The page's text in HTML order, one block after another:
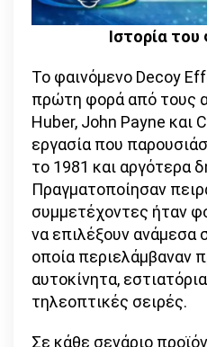
Ιστορία
Το φαινόμενο Decoy
πρώτη φορά από τους
Huber, John Payne και
εργασία που
το 1981 και αργότερα
Πραγματοποίησαν
συμμετέχοντες ήταν
να επιλέξουν ανάμεσα
οποία περιελάμβαναν
αυτοκίνητα,
τηλεοπτικές σειρές.
Σε κάθε σενάριο